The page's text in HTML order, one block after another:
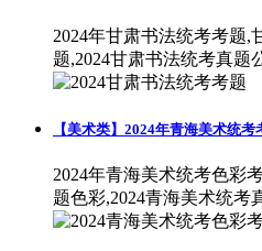
2024年甘肃书法统考考题,
题,2024甘肃书法统考真题
【美术类】2024年青海美术统考
2024年青海美术统考色彩
题色彩,2024青海美术统考